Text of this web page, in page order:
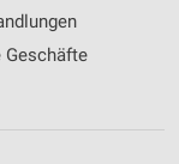
Geschäfte